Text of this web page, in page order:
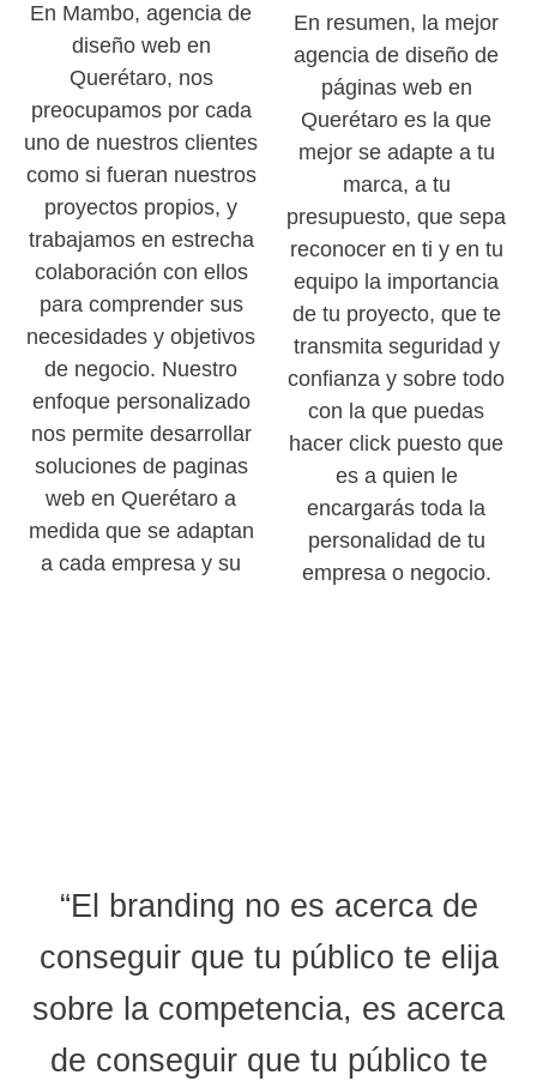
En Mambo, agencia de
diseño web en
Querétaro, nos
preocupamos por cada
uno de nuestros clientes
como si fueran nuestros
proyectos propios, y
trabajamos en estrecha
colaboración con ellos
para comprender sus
necesidades y objetivos
de negocio. Nuestro
enfoque personalizado
nos permite desarrollar
soluciones de paginas
web en Querétaro a
medida que se adaptan
a cada empresa y su
En resumen, la mejor
agencia de diseño de
páginas web en
Querétaro es la que
mejor se adapte a tu
marca, a tu
presupuesto, que sepa
reconocer en ti y en tu
equipo la importancia
de tu proyecto, que te
transmita seguridad y
confianza y sobre todo
con la que puedas
hacer click puesto que
es a quien le
encargarás toda la
personalidad de tu
empresa o negocio.
“El branding no es acerca de
conseguir que tu público te elija
sobre la competencia, es acerca
de conseguir que tu público te